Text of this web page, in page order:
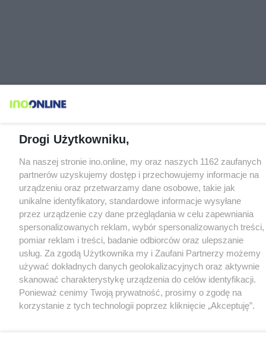
Drogi Użytkowniku,
Na naszej stronie ino.online, my oraz naszych 1162 zaufanych
partnerów uzyskujemy dostęp i przechowujemy informacje na
urządzeniu oraz przetwarzamy dane osobowe, takie jak
unikalne identyfikatory, standardowe informacje wysyłane
przez urządzenie czy dane przeglądania w celu zapewniania
spersonalizowanych reklam, wybór spersonalizowanych treści,
pomiar reklam i treści, badanie odbiorców oraz ulepszanie
usług. Za zgodą Użytkownika my i Zaufani Partnerzy możemy
używać dokładnych danych geolokalizacyjnych oraz aktywnie
skanować charakterystykę urządzenia do celów identyfikacji.
Ponieważ cenimy Twoją prywatność, prosimy o zgodę na
korzystanie z tych technologii poprzez kliknięcie „Akceptuję”.